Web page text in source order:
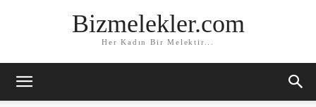
Bizmelekler.com
Her Kadın Bir Melektir...